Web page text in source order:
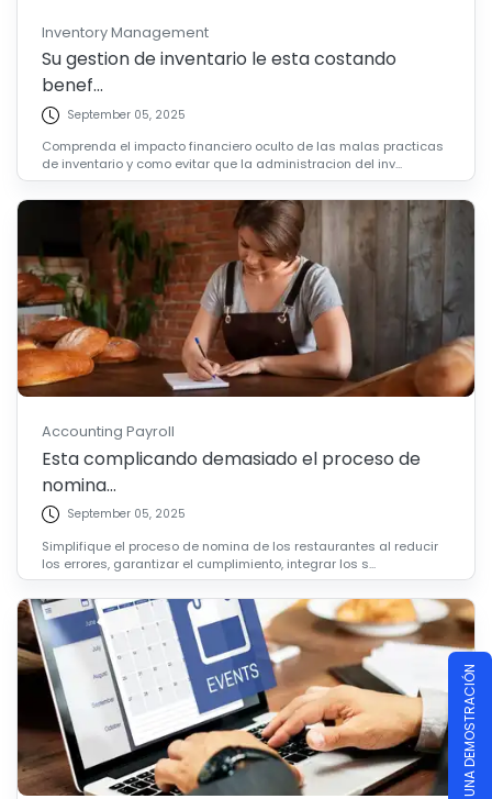
Inventory Management
Su gestion de inventario le esta costando
benef...
September 05, 2025
Comprenda el impacto financiero oculto de las malas practicas
de inventario y como evitar que la administracion del inv...
Accounting Payroll
Esta complicando demasiado el proceso de
nomina...
September 05, 2025
Simplifique el proceso de nomina de los restaurantes al reducir
los errores, garantizar el cumplimiento, integrar los s...